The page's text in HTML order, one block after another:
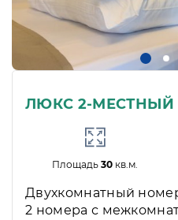
ЛЮКС 2-
Площадь30 кв.м.
Двухкомнатный
2 номера с